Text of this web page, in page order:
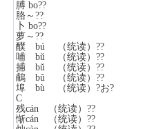
膊 bo??
胳～??
卜 bo??
萝～??
醭 bú （统读）??
哺 bǔ （统读）??
捕 bǔ （统读）??
鵏 bǔ （统读）??
埠 bù （统读）?お?
C
残cán （统读）??
惭cán （统读）??